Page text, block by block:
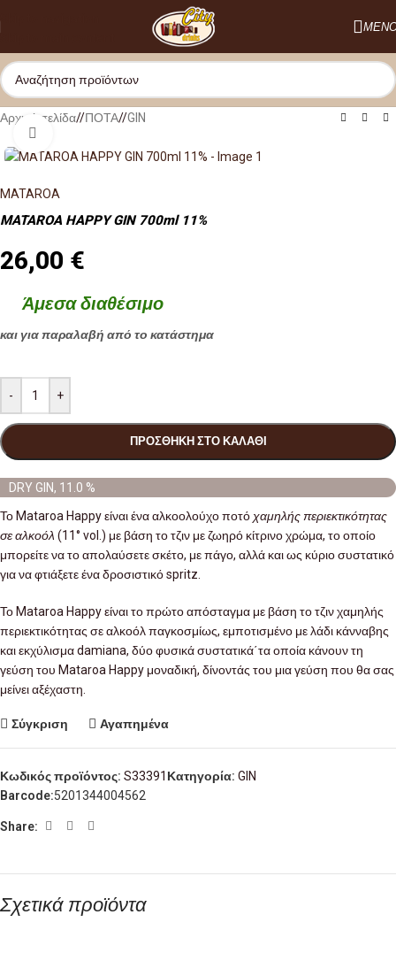
Αρχική σελίδα/ ΠΟΤΑ/ GIN
MATAROA
MATAROA HAPPY GIN 700ml 11%
26,00 €
Άμεσα διαθέσιμο
και για παραλαβή από το κατάστημα
- +
ΠΡΟΣΘΉΚΗ ΣΤΟ ΚΑΛΆΘΙ
DRY GIN, 11.0 %
Το Mataroa Happy είναι ένα αλκοολούχο ποτό χαμηλής περιεκτικότητας
σε αλκοόλ (11° vol.) με βάση το τζιν με ζωηρό κίτρινο χρώμα, το οποίο
μπορείτε να το απολαύσετε σκέτο, με πάγο, αλλά και ως κύριο συστατικό
για να φτιάξετε ένα δροσιστικό spritz.
Το Mataroa Happy είναι το πρώτο απόσταγμα με βάση το τζιν χαμηλής
περιεκτικότητας σε αλκοόλ παγκοσμίως, εμποτισμένο με λάδι κάνναβης
και εκχύλισμα damiana, δύο φυσικά συστατικά΄τα οποία κάνουν τη
γεύση του Mataroa Happy μοναδική, δίνοντάς του μια γεύση που θα σας
μείνει αξέχαστη.
Σύγκριση Αγαπημένα
Κωδικός προϊόντος: S33391 Κατηγορία: GIN
Barcode:5201344004562
Share:
Σχετικά προϊόντα